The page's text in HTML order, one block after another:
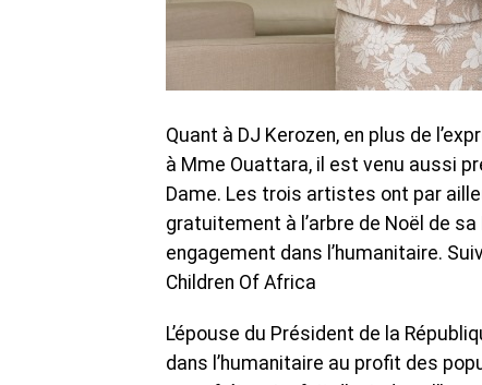
Quant à DJ Kerozen, en plus de
à Mme Ouattara, il est venu aussi
Dame. Les trois artistes ont par
gratuitement à l’arbre de Noël de
engagement dans l’humanitaire.
Children Of Africa
L’épouse du Président de la
dans l’humanitaire au profit des